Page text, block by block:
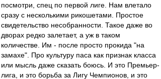
посмотри, спец по первой лиге. Нам влетало
сразу с несколькими рикошетами. Простое
свидетельство несобранности. Такое даже во
дворах редко залетает, а уж в таком
количестве. Им - после просто прокида "на
замахе". Про культуру паса как признак класса
или мысль даже сказать боюсь. И это Премьер-
лига, и это борьба за Лигу Чемпионов, и это